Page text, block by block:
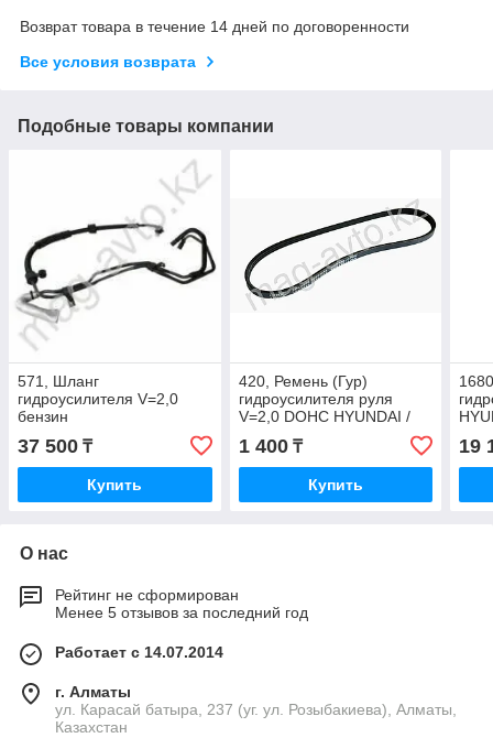
Возврат товара в течение 14 дней по договоренности
Все условия возврата
Подобные товары компании
571, Шланг
гидроусилителя V=2,0
бензин
37 500 ₸
Купить
420, Ремень (Гур)
гидроусилителя руля
V=2,0 DOHC HYUNDAI /
KIA MOBIS 57170-2D101
1 400₸
Купить
19
О нас
Рейтинг не сформирован
Менее 5 отзывов за последний год
Работает с 14.07.2014
г. Алматы
ул. Карасай батыра, 237 (уг. ул. Розыбакиева), Алматы,
Казахстан